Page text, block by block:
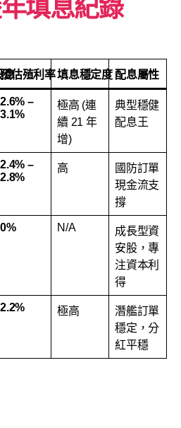
填息紀錄
息
預估殖利率填息穩定度 配息屬性
2.6% –
3.1%
極高 (連
續 21 年
增)
典型穩健
配息王
2.4% –
2.8%
高
國防訂單
現金流支
撐
0% N/A
成長型資
安股，專
注資本利
得
2.2% 極高
潛艦訂單
穩定，分
紅平穩